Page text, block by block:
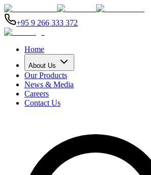
+95 9 266 333 372
Home
About Us
Our Products
News & Media
Careers
Contact Us